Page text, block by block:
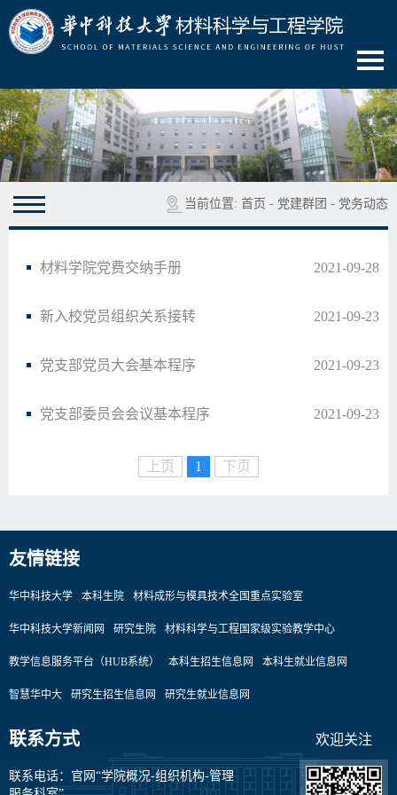
当前位置: 首页 - 党建群团 - 党务动态
材料学院党费交纳手册 2021-09-28
新入校党员组织关系接转 2021-09-23
党支部党员大会基本程序 2021-09-23
党支部委员会会议基本程序 2021-09-23
上页 1 下页
友情链接
华中科技大学 本科生院 材料成形与模具技术全国重点实验室
华中科技大学新闻网 研究生院 材料科学与工程国家级实验教学中心
教学信息服务平台（HUB系统） 本科生招生信息网 本科生就业信息网
智慧华中大 研究生招生信息网 研究生就业信息网
联系方式
联系电话：官网“学院概况-组织机构-管理
欢迎关注